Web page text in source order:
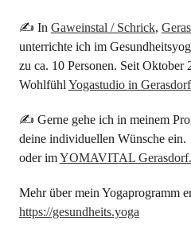
✍ In Gaweinstal / Schrick,
unterrichte ich im
zu ca. 10 Personen. Seit Oktober
Wohlfühl Yogastudio in Gerasdorf
✍ Gerne gehe ich in meinem
deine individuellen Wünsche
oder imYOMAVITAL Gerasdorf.
Mehr über mein Yogaprogramm
https://gesundheits.yoga